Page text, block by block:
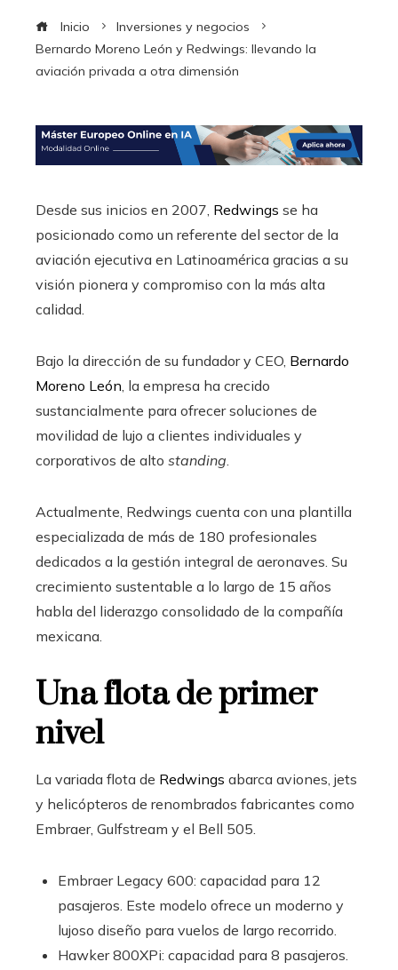
Inicio
Inversiones y negocios
Bernardo Moreno León y Redwings: llevando la
aviación privada a otra dimensión
Desde sus inicios en 2007, Redwings se ha
posicionado como un referente del sector de la
aviación ejecutiva en Latinoamérica gracias a su
visión pionera y compromiso con la más alta
calidad.
Bajo la dirección de su fundador y CEO, Bernardo
Moreno León, la empresa ha crecido
sustancialmente para ofrecer soluciones de
movilidad de lujo a clientes individuales y
corporativos de alto standing.
Actualmente, Redwings cuenta con una plantilla
especializada de más de 180 profesionales
dedicados a la gestión integral de aeronaves. Su
crecimiento sustentable a lo largo de 15 años
habla del liderazgo consolidado de la compañía
mexicana.
Una flota de primer
nivel
La variada flota de Redwings abarca aviones, jets
y helicópteros de renombrados fabricantes como
Embraer, Gulfstream y el Bell 505.
Embraer Legacy 600: capacidad para 12
pasajeros. Este modelo ofrece un moderno y
lujoso diseño para vuelos de largo recorrido.
Hawker 800XPi: capacidad para 8 pasajeros.